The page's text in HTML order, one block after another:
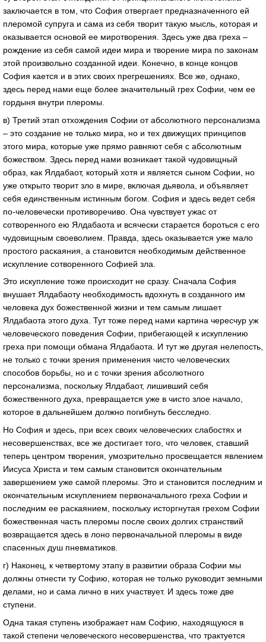
заключается в том, что София отвергает предназначенного ей
плеромой супруга и сама из себя творит такую мысль, которая и
оказывается основой ее миротворения. Здесь уже два греха –
рождение из себя самой идеи мира и творение мира по законам
этой произвольно созданной идеи. Конечно, в конце концов
София кается и в этих своих прегрешениях. Все же, однако,
здесь перед нами еще более значительный грех Софии, чем ее
гордыня внутри плеромы.
в) Третий этап отхождения Софии от абсолютного персонализма
– это создание не только мира, но и тех движущих принципов
этого мира, которые уже прямо равняют себя с абсолютным
божеством. Здесь перед нами возникает такой чудовищный
образ, как Ялдабаот, который хотя и является сыном Софии, но
уже открыто творит зло в мире, включая дьявола, и объявляет
себя единственным истинным богом. София и здесь ведет себя
по-человечески противоречиво. Она чувствует ужас от
сотворенного ею Ялдабаота и всячески старается бороться с его
чудовищным своеволием. Правда, здесь оказывается уже мало
простого раскаяния, а становится необходимым действенное
искупление сотворенного Софией зла.
Это искупление тоже происходит не сразу. Сначала София
внушает Ялдабаоту необходимость вдохнуть в созданного им
человека дух божественной жизни и тем самым лишает
Ялдабаота этого духа. Тут тоже перед нами картина чересчур уж
человеческого поведения Софии, прибегающей к искуплению
греха при помощи обмана Ялдабаота. И тут же другая нелепость,
не только с точки зрения применения чисто человеческих
способов борьбы, но и с точки зрения абсолютного
персонализма, поскольку Ялдабаот, лишивший себя
божественного духа, превращается уже в чисто злое начало,
которое в дальнейшем должно погибнуть бесследно.
Но София и здесь, при всех своих человеческих слабостях и
несовершенствах, все же достигает того, что человек, ставший
теперь центром творения, умозрительно просвещается явлением
Иисуса Христа и тем самым становится окончательным
завершением уже самой плеромы. Это и становится последним и
окончательным искуплением первоначального греха Софии и
последним ее раскаянием, поскольку исторгнутая грехом Софии
божественная часть плеромы после своих долгих странствий
возвращается здесь в лоно первоначальной плеромы в виде
спасенных душ пневматиков.
г) Наконец, к четвертому этапу в развитии образа Софии мы
должны отнести ту Софию, которая не только руководит земными
делами, но и сама лично в них участвует. И здесь тоже две
ступени.
Одна такая ступень изображает нам Софию, находящуюся в
такой степени человеческого несовершенства, что трактуется